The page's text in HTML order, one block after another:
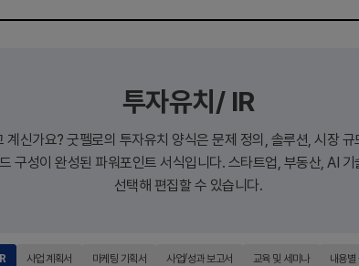
투자유치/ IR
신가요? 굿펠로의 투자유치 양식은 문제 정의, 솔루션, 시장
구성이 완성된 파워포인트 서식입니다. 스타트업, 부동산, AI
선택해 편집할 수 있습니다.
사업 계획서 마케팅 기획서 사업/성과 보고서 교육 및 세미나 내용별